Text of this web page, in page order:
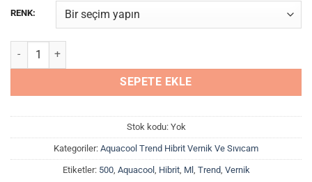
RENK:
Aquacool Trend Hibrit 500 ml Vernik adet
SEPETE EKLE
Stok kodu: Yok
Kategoriler: Aquacool Trend Hibrit Vernik Ve Sıvıcam
Etiketler: 500, Aquacool, Hibrit, Ml, Trend, Vernik